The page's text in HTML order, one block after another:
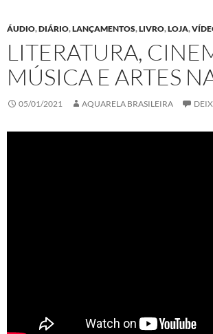
ÁUDIO,DIÁRIO,LANÇAMENTOS,LIVRO,LOJA,
LITERATURA,
MÚSICA E ARTES
05/01/2021 AQUARELA BRASILEIRA